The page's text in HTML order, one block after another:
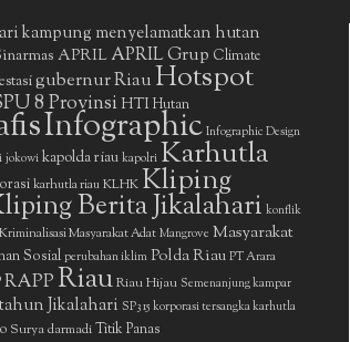
kampung menyelamatkan hutan
APRIL APRIL Grup Climate
gubernur RiauHotspot
8 ProvinsiHTIHutan
Infographic Infographic Design
jokowi kapolda riau kapolri Karhutla
karhutla riau KLHKKliping
Berita Jikalahari konflik
Kriminalisasi Masyarakat Adat Mangrove Masyarakat
Sosial perubahan iklim Polda Riau PT Arara
RAPPRiauRiau Hijau Semenanjung kampar
tahun Jikalahari SP3 15 korporasi tersangka karhutla
Surya darmadiTitik Panas